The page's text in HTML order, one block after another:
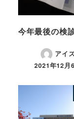
今年最後の検
アイ
2021年12月